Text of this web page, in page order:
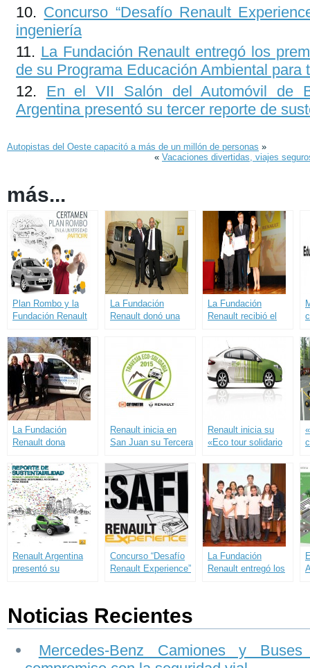
Concurso “Desafío Renault
ingeniería
La Fundación Renault entregó los
de su Programa Educación Ambiental para
En el VII Salón del Automóvil de
Argentina presentó su tercer reporte de
Autopistas del Oeste capacitó a más de un millón de personas »
« Vacaciones divertidas, viajes
más...
Plan Rombo y la
Fundación Renault
los jóvenes
La Fundación
Renault donó una
ininterrumpidos de
trabajo conjunto
La Fundación
Renault recibió el
«Emprendedor
Solidario» otorgado
por el Foro
Ecuménico Social
por su programa de
seguridad vial «La
La Fundación
Renault dona
Renault Kangoo a
CONIN
Renault inicia en
San Juan su Tercera
Solidaria
Renault inicia su
«Eco tour solidario
Renault Argentina
presentó su
Concurso “Desafío
Renault Experience”
La Fundación
Renault entregó los
Ambiental para
Noticias Recientes
Mercedes-Benz Camiones y